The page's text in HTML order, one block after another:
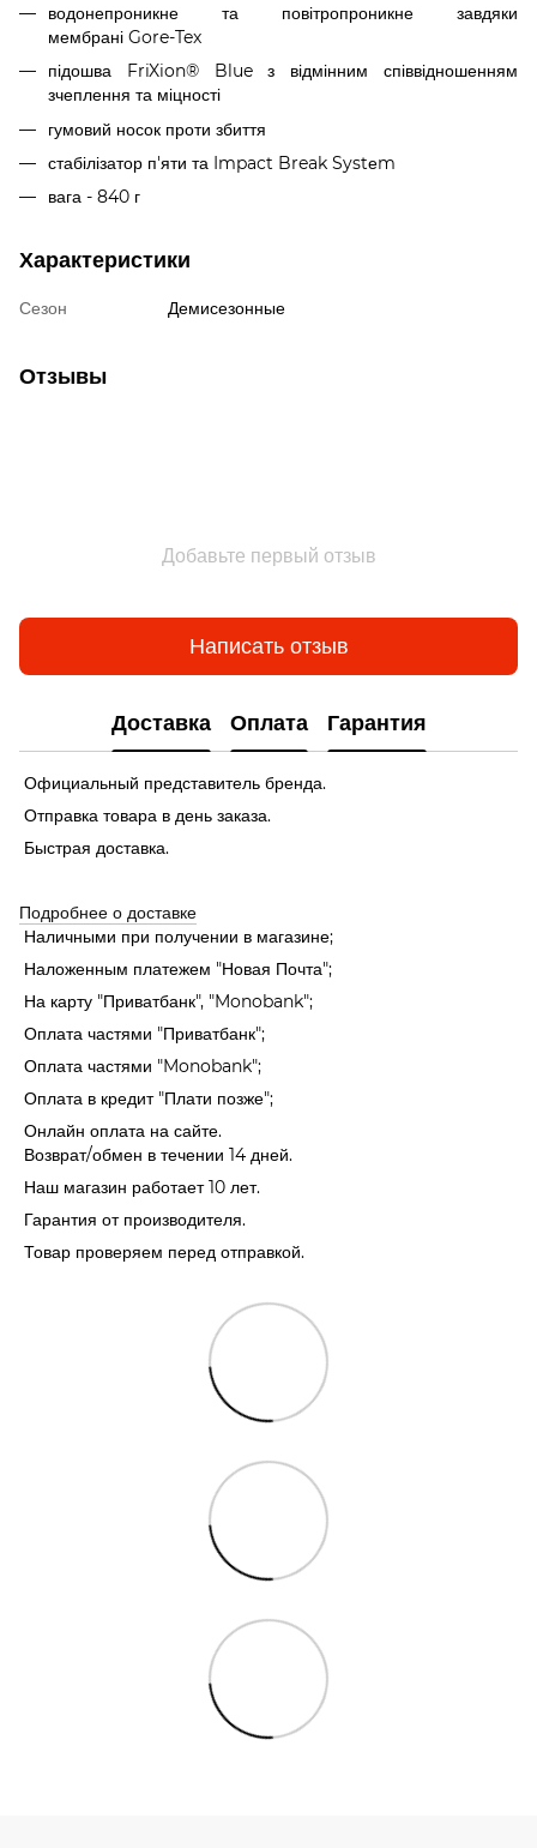
водонепроникне та повітропроникне завдяки
мембрані Gore-Tex
підошва FriXion® Blue з відмінним співвідношенням
зчеплення та міцності
гумовий носок проти збиття
стабілізатор п'яти та Impact Break Systеm
вага - 840 г
Характеристики
Сезон Демисезонные
Отзывы
Добавьте первый отзыв
Написать отзыв
Доставка Оплата Гарантия
Официальный представитель бренда.
Отправка товара в день заказа.
Быстрая доставка.
Подробнее о доставке
Наличными при получении в магазине;
Наложенным платежем "Новая Почта";
На карту "Приватбанк", "Monobank";
Оплата частями "Приватбанк";
Оплата частями "Monobank";
Оплата в кредит "Плати позже";
Онлайн оплата на сайте.
Возврат/обмен в течении 14 дней.
Наш магазин работает 10 лет.
Гарантия от производителя.
Товар проверяем перед отправкой.